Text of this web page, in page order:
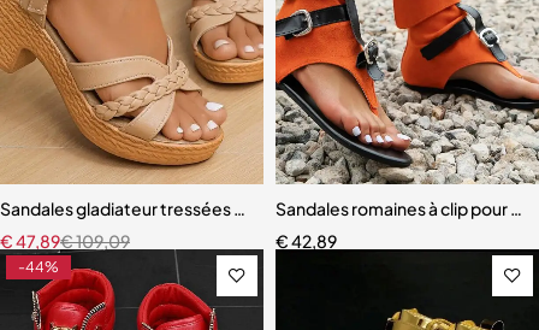
Sandales gladiateur tressées à talons hauts pour femmes
€109,09
€47,89
Sandales romaines à clip pour
€42,89
-44%